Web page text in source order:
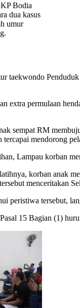
Bodia
dua kasus
umur
taekwondo
extra permulaan
sempat RM
mendorong
Lampau korban
korban anak
menceritakan
peristiwa tersebut,
15 Bagian (1)